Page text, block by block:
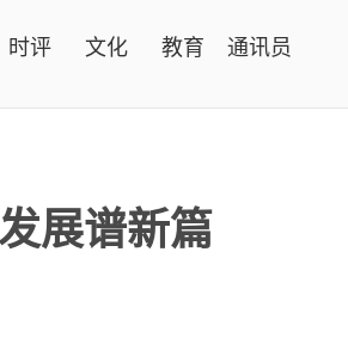
时评 文化 教育 通讯员
展谱新篇